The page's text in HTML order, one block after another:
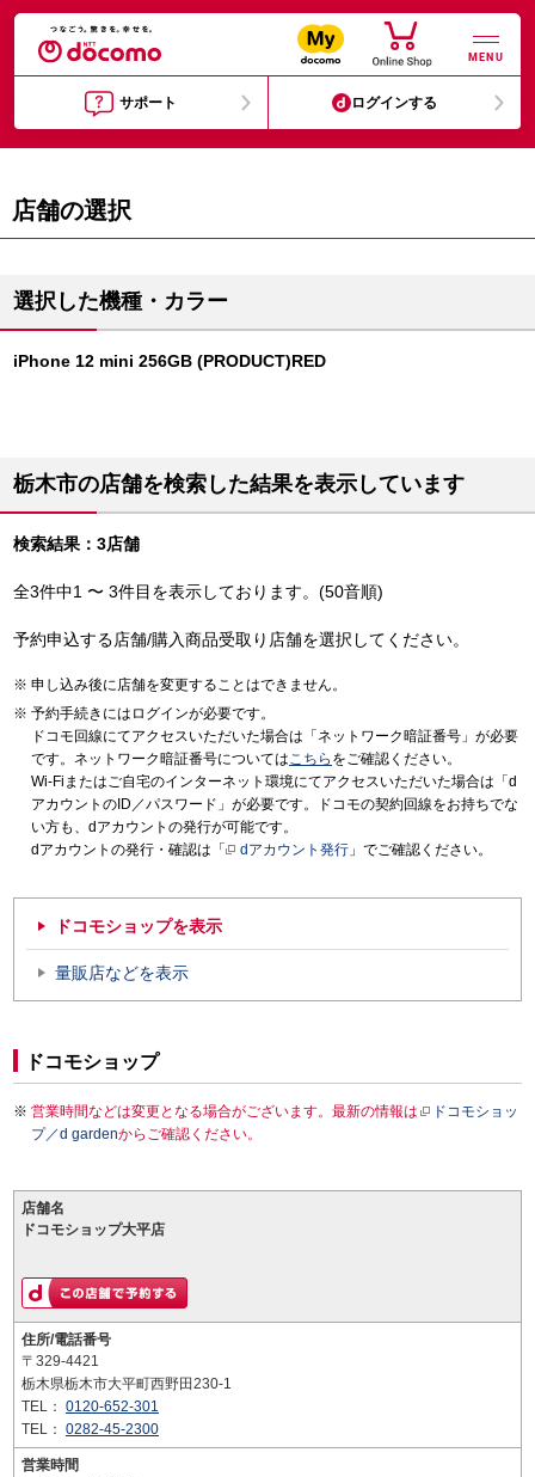
MENU
サポート ログインする
店舗の選択
選択した機種・カラー
iPhone 12 mini 256GB (PRODUCT)RED
栃木市の店舗を検索した結果を表示しています
検索結果：3店舗
全3件中1 〜 3件目を表示しております。(50音順)
予約申込する店舗/購入商品受取り店舗を選択してください。
申し込み後に店舗を変更することはできません。
予約手続きにはログインが必要です。
ドコモ回線にてアクセスいただいた場合は「ネットワーク暗証番号」が必要
です。ネットワーク暗証番号についてはこちら をご確認ください。
Wi-Fiまたはご自宅のインターネット環境にてアクセスいただいた場合は「d
アカウントのID／パスワード」が必要です。ドコモの契約回線をお持ちでな
い方も、dアカウントの発行が可能です。
dアカウントの発行・確認は「
dアカウント発行 」でご確認ください。
ドコモショップを表示
量販店などを表示
ドコモショップ
営業時間などは変更となる場合がございます。最新の情報は
ドコモショッ
プ／d gardenからご確認ください。
店舗名
ドコモショップ大平店
住所/電話番号
〒329-4421
栃木県栃木市大平町西野田230-1
TEL： 0120-652-301
TEL： 0282-45-2300
営業時間